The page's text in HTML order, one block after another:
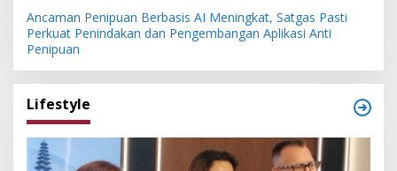
Ancaman Penipuan Berbasis AI Meningkat, Satgas Pasti
Perkuat Penindakan dan Pengembangan Aplikasi Anti
Penipuan
Lifestyle